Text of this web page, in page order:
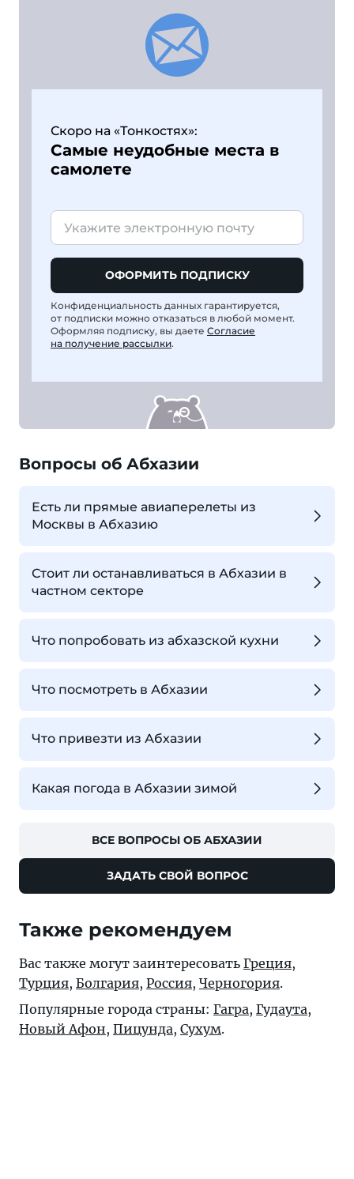
Скоро на «Тонкостях»:
Самые неудобные места в
самолете
ОФОРМИТЬ ПОДПИСКУ
Конфиденциальность данных гарантируется,
от подписки можно отказаться в любой момент.
Оформляя подписку, вы даете Согласие
на получение рассылки.
Вопросы об Абхазии
Есть ли прямые авиаперелеты из
Москвы в Абхазию
Стоит ли останавливаться в Абхазии в
частном секторе
Что попробовать из абхазской кухни
Что посмотреть в Абхазии
Что привезти из Абхазии
Какая погода в Абхазии зимой
ВСЕ ВОПРОСЫ ОБ АБХАЗИИ
ЗАДАТЬ СВОЙ ВОПРОС
Также рекомендуем
Вас также могут заинтересовать Греция,
Турция, Болгария, Россия, Черногория.
Популярные города страны: Гагра, Гудаута,
Новый Афон, Пицунда, Сухум.